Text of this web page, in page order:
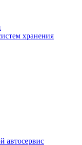
хранения